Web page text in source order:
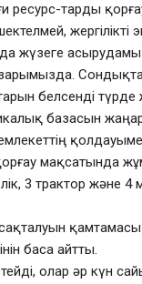
ресурс-тарды
жүзеге
белсенді
базасын
мақсатында
3 трактор және 4
баса айтты.
олар әр күн